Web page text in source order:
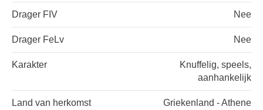
Drager FIV Nee
Drager FeLv Nee
Karakter
Knuffelig, speels,
aanhankelijk
Land van herkomst Griekenland - Athene